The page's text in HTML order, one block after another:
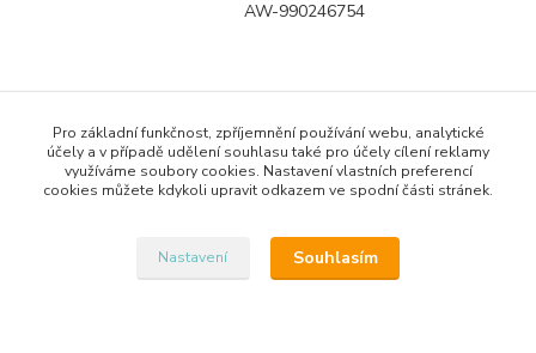
AW-990246754
Pro základní funkčnost, zpříjemnění používání webu, analytické
účely a v případě udělení souhlasu také pro účely cílení reklamy
využíváme soubory cookies. Nastavení vlastních preferencí
cookies můžete kdykoli upravit odkazem ve spodní části stránek.
Nastavení Souhlasím